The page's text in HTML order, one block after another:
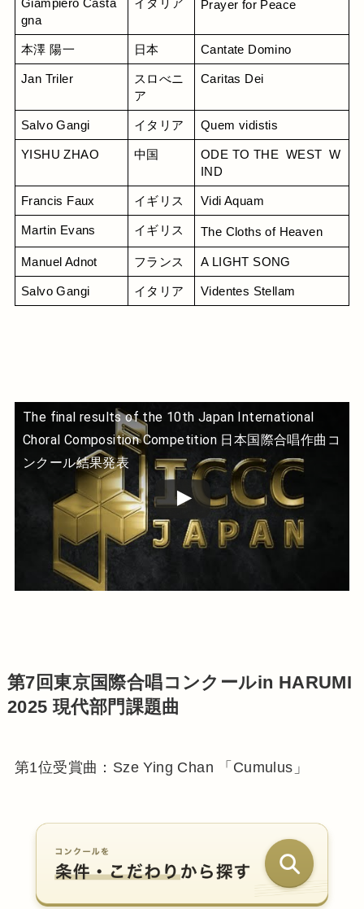
Giampiero Casta
gna
イタリア Prayer for Peace
本澤 陽一 日本 Cantate Domino
Jan Triler
スロべニ
ア
Caritas Dei
Salvo Gangi イタリア Quem vidistis
YISHU ZHAO 中国
ODE TO THE  WEST  W
IND
Francis Faux イギリス Vidi Aquam
Martin Evans イギリス The Cloths of Heaven
Manuel Adnot フランス A LIGHT SONG
Salvo Gangi イタリア Videntes Stellam
The final results of the 10th Japan International
Choral Composition Competition 日本国際合唱作曲コ
ンクール結果発表
この動画を YouTube で視聴
第7回東京国際合唱コンクールin HARUMI
2025 現代部門課題曲
第1位受賞曲：Sze Ying Chan 「Cumulus」